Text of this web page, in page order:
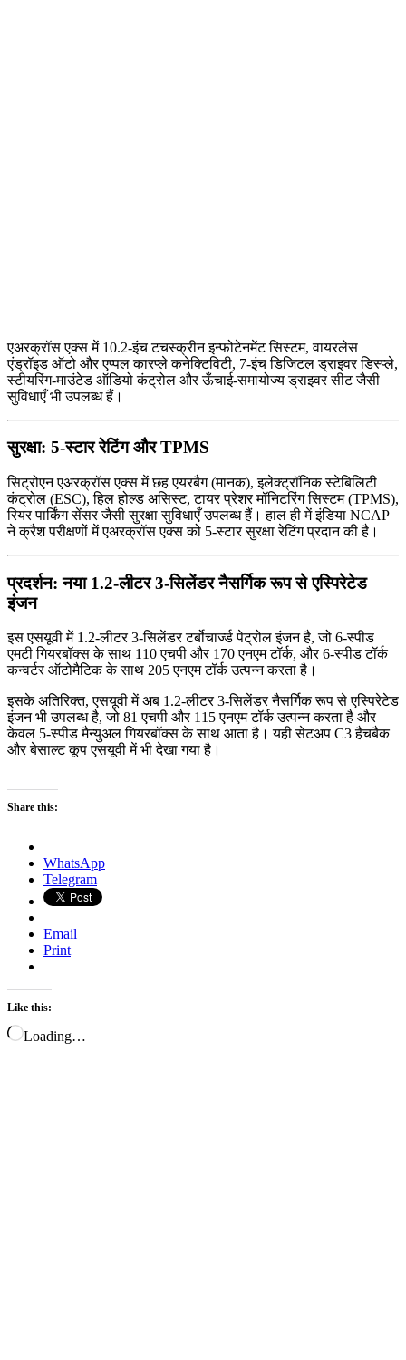
एअरक्रॉस एक्स में 10.2-इंच टचस्क्रीन इन्फोटेनमेंट सिस्टम, वायरलेस
एंड्रॉइड ऑटो और एप्पल कारप्ले कनेक्टिविटी, 7-इंच डिजिटल ड्राइवर डिस्प्ले,
स्टीयरिंग-माउंटेड ऑडियो कंट्रोल और ऊँचाई-समायोज्य ड्राइवर सीट जैसी
सुविधाएँ भी उपलब्ध हैं।
सुरक्षा: 5-स्टार रेटिंग और TPMS
सिट्रोएन एअरक्रॉस एक्स में छह एयरबैग (मानक), इलेक्ट्रॉनिक स्टेबिलिटी
कंट्रोल (ESC), हिल होल्ड असिस्ट, टायर प्रेशर मॉनिटरिंग सिस्टम (TPMS),
रियर पार्किंग सेंसर जैसी सुरक्षा सुविधाएँ उपलब्ध हैं। हाल ही में इंडिया NCAP
ने क्रैश परीक्षणों में एअरक्रॉस एक्स को 5-स्टार सुरक्षा रेटिंग प्रदान की है।
प्रदर्शन: नया 1.2-लीटर 3-सिलेंडर नैसर्गिक रूप से एस्पिरेटेड
इंजन
इस एसयूवी में 1.2-लीटर 3-सिलेंडर टर्बोचार्ज्ड पेट्रोल इंजन है, जो 6-स्पीड
एमटी गियरबॉक्स के साथ 110 एचपी और 170 एनएम टॉर्क, और 6-स्पीड टॉर्क
कन्वर्टर ऑटोमैटिक के साथ 205 एनएम टॉर्क उत्पन्न करता है।
इसके अतिरिक्त, एसयूवी में अब 1.2-लीटर 3-सिलेंडर नैसर्गिक रूप से एस्पिरेटेड
इंजन भी उपलब्ध है, जो 81 एचपी और 115 एनएम टॉर्क उत्पन्न करता है और
केवल 5-स्पीड मैन्युअल गियरबॉक्स के साथ आता है। यही सेटअप C3 हैचबैक
और बेसाल्ट कूप एसयूवी में भी देखा गया है।
Share this:
WhatsApp
Telegram
Email
Print
Like this:
Loading…